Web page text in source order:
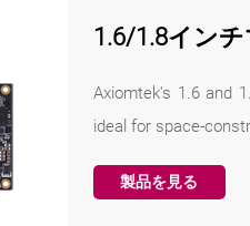
1.6/1.8イン
Axiomtek's 1.6 and
ideal for space-
製品を見る